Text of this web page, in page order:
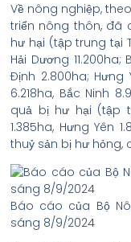
Về nông nghiệp,
triển nông thôn, đã
hư hại (tập trung tại
Hải Dương 11.200ha;
Định 2.800ha; Hưng
6.218ha, Bắc Ninh
quả bị hư hại (tập
1.385ha, Hưng Yên
thuỷ sản bị hư hỏng,
Báo cáo của Bộ
sáng 8/9/2024